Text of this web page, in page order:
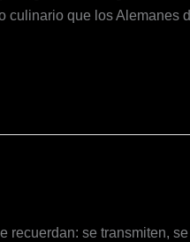
que los Alemanes
se transmiten,